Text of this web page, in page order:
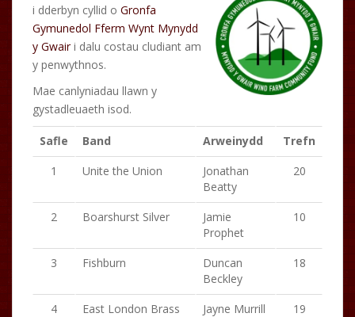
i dderbyn cyllid o Gronfa
Gymunedol Fferm Wynt Mynydd
y Gwairi dalu costau cludiant am
y penwythnos.
Mae canlyniadau llawn y
gystadleuaeth isod.
Safle Band Arweinydd
Trefn
1
Unite the Union
Jonathan
Beatty
20
2 Boarshurst Silver
Jamie
Prophet
10
3 Fishburn
Duncan
Beckley
18
4 East London Brass Jayne Murrill
19